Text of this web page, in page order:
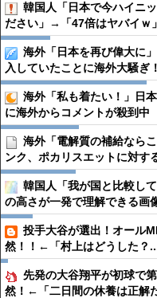
韓国人「日本で今ハイニ
ださい」→「47倍はヤバイｗ
海外「日本を再び偉大に
入していたことに海外大騒ぎ
海外「私も着たい！」日
に海外からコメントが殺到中
海外「電解質の補給なら
ンク、ポカリスエットに対す
韓国人「我が国と比較し
の高さが一発で理解できる画
投手大谷が選出！オール
然！！←「村上はどうした？
先発の大谷翔平が初球で
然！←「二日間の休養は正解